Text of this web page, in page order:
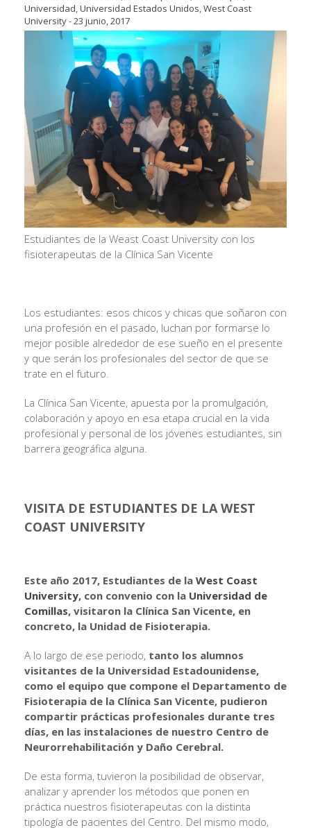
Universidad,Universidad Estados Unidos,West Coast
University-23 junio, 2017
Estudiantes de la Weast Coast University con los
fisioterapeutas de la Clínica San Vicente
Los estudiantes: esos chicos y chicas que soñaron con
una profesión en el pasado, luchan por formarse lo
mejor posible alrededor de ese sueño en el presente
y que serán los profesionales del sector de que se
trate en el futuro.
La Clínica San Vicente, apuesta por la promulgación,
colaboración y apoyo en esa etapa crucial en la vida
profesional y personal de los jóvenes estudiantes, sin
barrera geográfica alguna.
VISITA DE ESTUDIANTES DE LA WEST
COAST UNIVERSITY
Este año 2017, Estudiantes de la West Coast
University, con convenio con la Universidad de
Comillas, visitaron la Clínica San Vicente, en
concreto, la Unidad de Fisioterapia.
A lo largo de ese periodo, tanto los alumnos
visitantes de la Universidad Estadounidense,
como el equipo que compone el Departamento de
Fisioterapia de la Clínica San Vicente, pudieron
compartir prácticas profesionales durante tres
días, en las instalaciones de nuestro Centro de
Neurorrehabilitación y Daño Cerebral.
De esta forma, tuvieron la posibilidad de observar,
analizar y aprender los métodos que ponen en
práctica nuestros fisioterapeutas con la distinta
tipología de pacientes del Centro. Del mismo modo,